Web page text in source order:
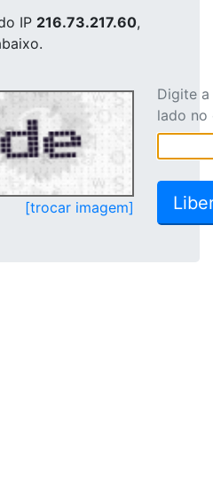
IP 216.73.217.60,
[trocar imagem]
Digite
lado no